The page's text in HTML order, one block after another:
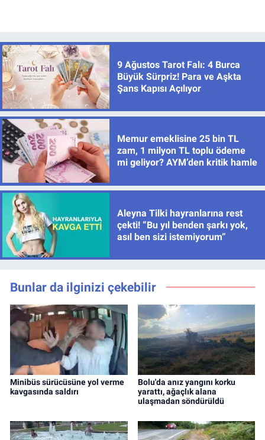
9 Ağustos Tarot Falı: 4 Burca
Büyük Sürpriz! Para ve Aşkta
Şans Kapısı Açılıyor
Memur emeklisine 25 bin TL
zam, 1 milyon TL toplu ödeme
mi geliyor? AYM’den kritik hamle
Aleyna Tilki hayranlarına rest
çekti! “Bu yıl benden şarkı yok,
asıl ben sizi istemiyorum”
Bunlar da ilginizi çekebilir
Minibüs sürücüsüne yol verme
kavgasında saldırı
Bolu'da anız yangını korku
yarattı, ağaçlık alana
ulaşmadan söndürüldü